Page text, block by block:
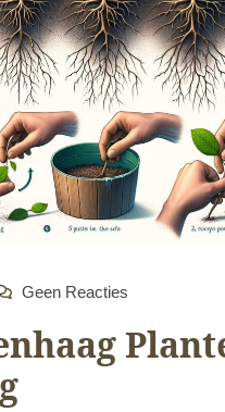
Geen Reacties